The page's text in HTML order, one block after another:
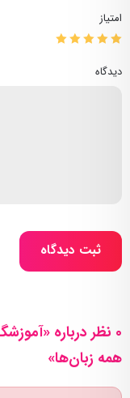
امتیاز
دیدگاه
ثبت دیدگاه
0 نظر درباره
همه زبان‌ها»